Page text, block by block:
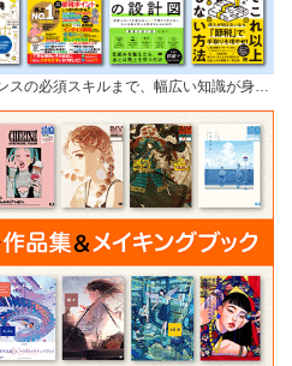
スの必須スキルまで、幅広い知識が身…